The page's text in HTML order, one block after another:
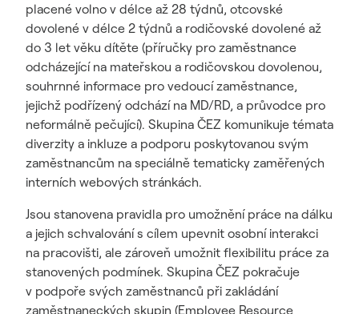
placené volno v délce až 28 týdnů, otcovské
dovolené v délce 2 týdnů a rodičovské dovolené až
do 3 let věku dítěte (příručky pro zaměstnance
odcházející na mateřskou a rodičovskou dovolenou,
souhrnné informace pro vedoucí zaměstnance,
jejichž podřízený odchází na MD/RD, a průvodce pro
neformálně pečující). Skupina ČEZ komunikuje témata
diverzity a inkluze a podporu poskytovanou svým
zaměstnancům na speciálně tematicky zaměřených
interních webových stránkách.
Jsou stanovena pravidla pro umožnění práce na dálku
a jejich schvalování s cílem upevnit osobní interakci
na pracovišti, ale zároveň umožnit flexibilitu práce za
stanovených podmínek. Skupina ČEZ pokračuje
v podpoře svých zaměstnanců při zakládání
zaměstnaneckých skupin (Employee Resource